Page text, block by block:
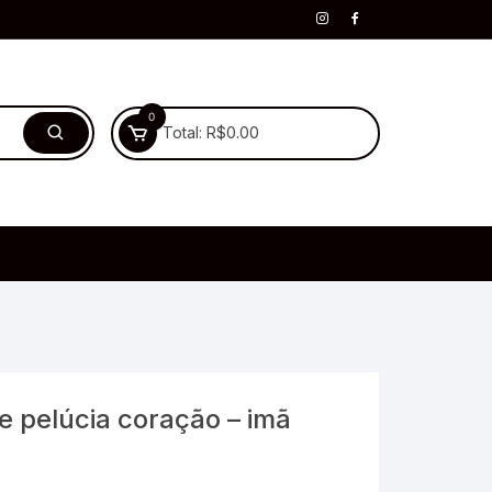
0
Total: R$0.00
pelúcia coração – imã